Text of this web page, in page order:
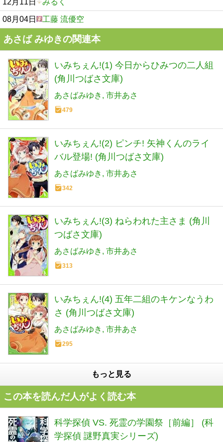
12月11日 みるく
08月04日 工藤 流優空
あさば みゆきの関連本
いみちぇん!(1) 今日からひみつの二人組
(角川つばさ文庫)
あさばみゆき 市井あさ
479
いみちぇん!(2) ピンチ! 矢神くんのライ
バル登場! (角川つばさ文庫)
あさばみゆき 市井あさ
342
いみちぇん!(3) ねらわれた主さま (角川
つばさ文庫)
あさばみゆき 市井あさ
313
いみちぇん!(4) 五年二組のキケンなうわ
さ (角川つばさ文庫)
あさばみゆき 市井あさ
295
もっと見る
この本を読んだ人がよく読む本
科学探偵 VS. 死霊の学園祭［前編］ (科
学探偵 謎野真実シリーズ)